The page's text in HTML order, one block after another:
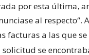
por esta última,
al respecto”.
facturas a las que
solicitud se